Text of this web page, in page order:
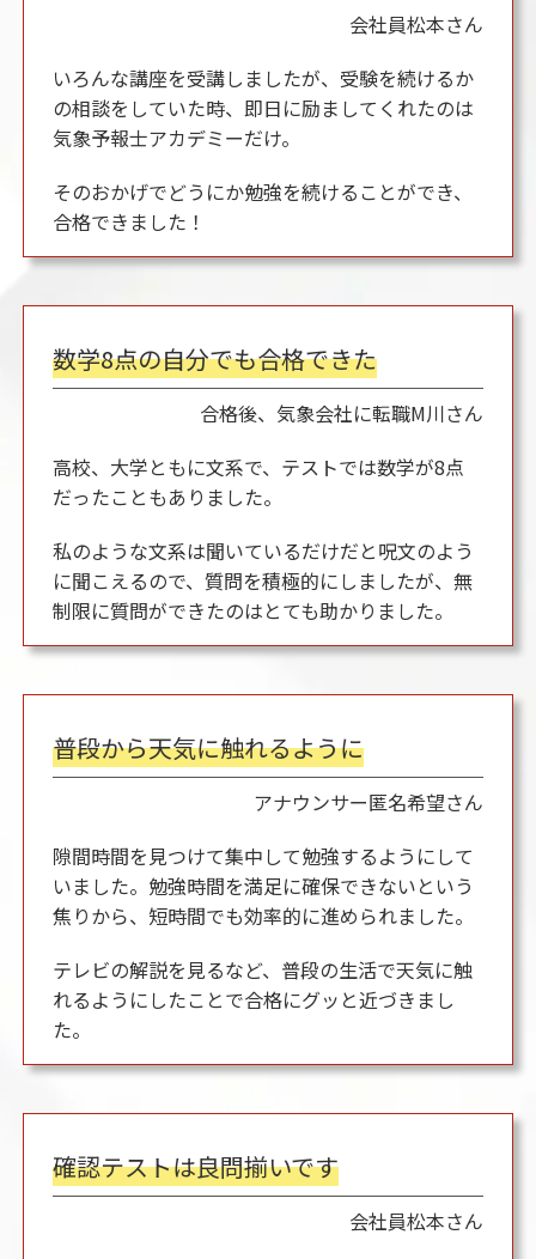
会社員松本さん
いろんな講座を受講しましたが、受験を続けるか
の相談をしていた時、即日に励ましてくれたのは
気象予報士アカデミーだけ。
そのおかげでどうにか勉強を続けることができ、
合格できました！
数学8点の自分でも合格できた
合格後、気象会社に転職M川さん
高校、大学ともに文系で、テストでは数学が8点
だったこともありました。
私のような文系は聞いているだけだと呪文のよう
に聞こえるので、質問を積極的にしましたが、無
制限に質問ができたのはとても助かりました。
普段から天気に触れるように
アナウンサー匿名希望さん
隙間時間を見つけて集中して勉強するようにして
いました。勉強時間を満足に確保できないという
焦りから、短時間でも効率的に進められました。
テレビの解説を見るなど、普段の生活で天気に触
れるようにしたことで合格にグッと近づきまし
た。
確認テストは良問揃いです
会社員松本さん